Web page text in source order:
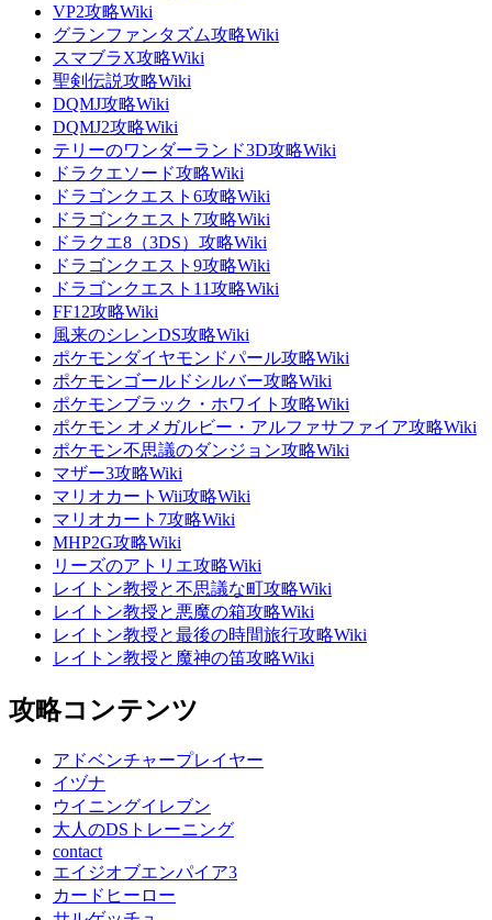
VP2攻略Wiki
グランファンタズム攻略Wiki
スマブラX攻略Wiki
聖剣伝説攻略Wiki
DQMJ攻略Wiki
DQMJ2攻略Wiki
テリーのワンダーランド3D攻略Wiki
ドラクエソード攻略Wiki
ドラゴンクエスト6攻略Wiki
ドラゴンクエスト7攻略Wiki
ドラクエ8（3DS）攻略Wiki
ドラゴンクエスト9攻略Wiki
ドラゴンクエスト11攻略Wiki
FF12攻略Wiki
風来のシレンDS攻略Wiki
ポケモンダイヤモンドパール攻略Wiki
ポケモンゴールドシルバー攻略Wiki
ポケモンブラック・ホワイト攻略Wiki
ポケモン オメガルビー・アルファサファイア攻略Wiki
ポケモン不思議のダンジョン攻略Wiki
マザー3攻略Wiki
マリオカートWii攻略Wiki
マリオカート7攻略Wiki
MHP2G攻略Wiki
リーズのアトリエ攻略Wiki
レイトン教授と不思議な町攻略Wiki
レイトン教授と悪魔の箱攻略Wiki
レイトン教授と最後の時間旅行攻略Wiki
レイトン教授と魔神の笛攻略Wiki
攻略コンテンツ
アドベンチャープレイヤー
イヅナ
ウイニングイレブン
大人のDSトレーニング
contact
エイジオブエンパイア3
カードヒーロー